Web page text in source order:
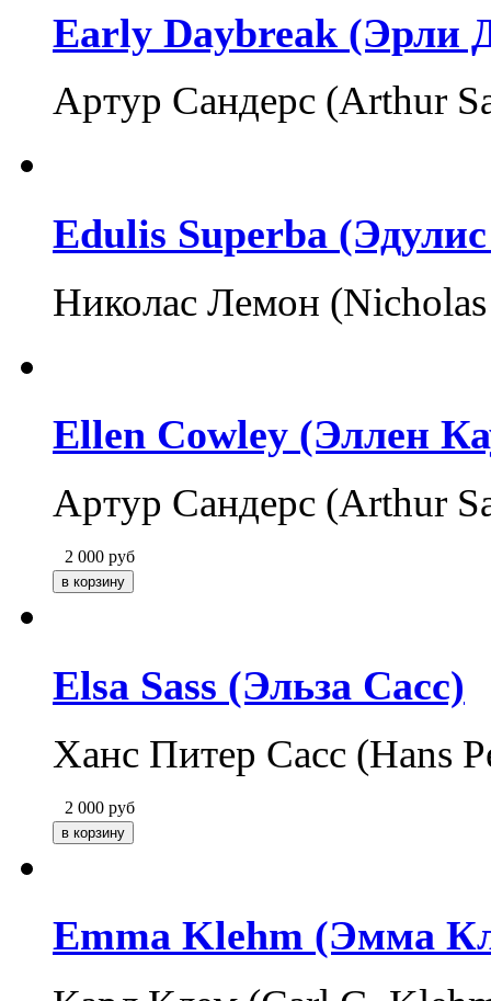
Early Daybreak (Эрли
Артур Сандерс (Arthur
Edulis Superba
Николас Лемон
Ellen Cowley (Эллен
Артур Сандерс (Arthur
2 000 руб
Elsa Sass (Эльза Сасс)
Ханс Питер Сасс (Hans
2 000 руб
Emma Klehm (Эмма